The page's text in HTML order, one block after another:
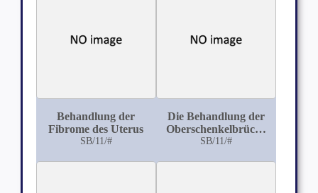
Behandlung der
Fibrome des Uterus
SB/11/#
Die Behandlung der
Oberschenkelbrüche
mit frühzeitigen
SB/11/#